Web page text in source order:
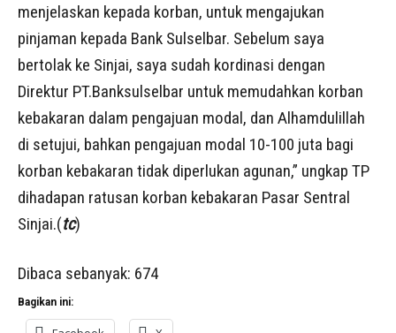
menjelaskan kepada korban, untuk mengajukan
pinjaman kepada Bank Sulselbar. Sebelum saya
bertolak ke Sinjai, saya sudah kordinasi dengan
Direktur PT.Banksulselbar untuk memudahkan korban
kebakaran dalam pengajuan modal, dan Alhamdulillah
di setujui, bahkan pengajuan modal 10-100 juta bagi
korban kebakaran tidak diperlukan agunan,” ungkap TP
dihadapan ratusan korban kebakaran Pasar Sentral
Sinjai.(tc)
Dibaca sebanyak: 674
Bagikan ini: